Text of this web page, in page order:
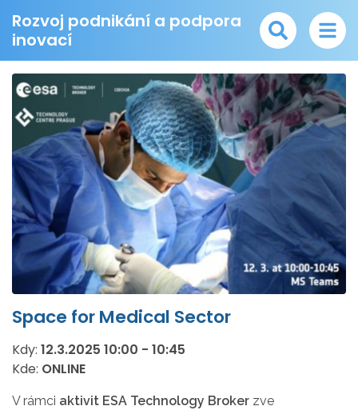
Rozvoj podnikání a podpora
inovací
Space for Medical Sector
Kdy: 12.3.2025 10:00 - 10:45
Kde: ONLINE
V rámci aktivit ESA Technology Broker zve